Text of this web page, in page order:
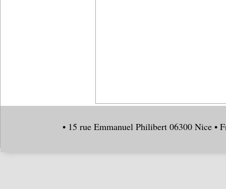
• 15 rue Emmanuel Philibert 06300 Nice •